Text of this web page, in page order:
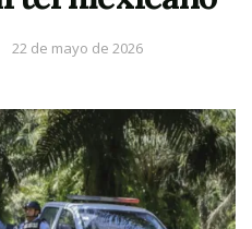
22 de mayo de 2026